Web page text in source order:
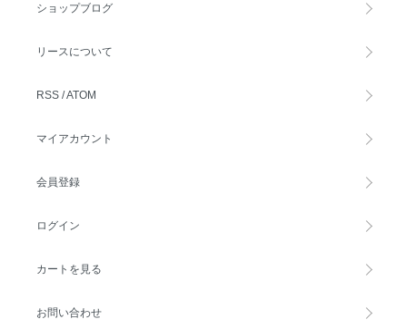
ショップブログ
リースについて
RSS /ATOM
マイアカウント
会員登録
ログイン
カートを見る
お問い合わせ